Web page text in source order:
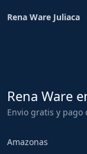
Rena Ware Juliaca
Rena Ware
Envio gratis y
Amazonas